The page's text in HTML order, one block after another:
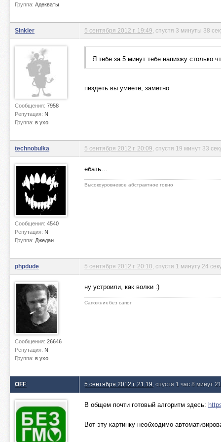
Группа: Адекваты
Sinkler
Сообщения: 7958
Репутация: N
Группа: в ухо
5 сентября 2012 г. 19:49 , спустя 3 минуты 38
Я тебе за 5 минут тебе напизжу столько
пиздеть вы умеете, заметно
technobulka
Сообщения: 4540
Репутация: N
Группа: Джедаи
5 сентября 2012 г. 20:09 , спустя 19 минут 33
ебать…
Высокоуровневое абстрактное говно
phpdude
Сообщения: 26646
Репутация: N
Группа: в ухо
5 сентября 2012 г. 20:10 , спустя 1 минуту 24
ну устроили, как волки :)
Сапожник без сапог
OFF 5 сентября 2012 г. 21:19 , спустя 1 час 8 минут
В общем почти готовый алгоритм здесь:
Вот эту картинку необходимо